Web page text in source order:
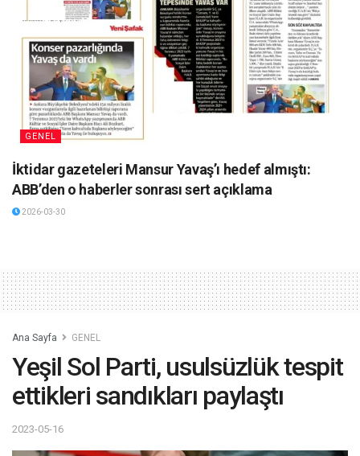
GENEL
İktidar gazeteleri Mansur Yavaş’ı hedef almıştı:
ABB’den o haberler sonrası sert açıklama
2026-03-30
Ana Sayfa GENEL
Yeşil Sol Parti, usulsüzlük tespit
ettikleri sandıkları paylaştı
2023-05-16